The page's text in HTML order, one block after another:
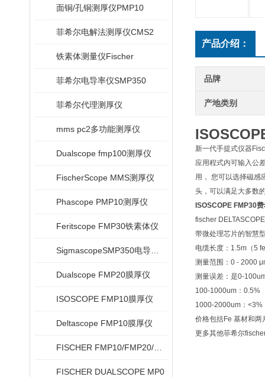
面铜/孔铜测厚仪PMP10
菲希尔电解法测厚仪CMS2
铁素体测量仪Fischer
菲希尔电导率仪SMP350
菲希尔代理测厚仪
mms pc2多功能测厚仪
Dualscope fmp100测厚仪
FischerScope MMS测厚仪
Phascope PMP10测厚仪
Feritscope FMP30铁素体仪
Dualscope FMP20膜厚仪
ISOSCOPE FMP10膜厚仪
Deltascope FMP10膜厚仪
FISCHER DUALSCOPE MP0
产品介绍：
品牌
产地类别
新一代手提式仪器
应用程式内可输入公
用， 您可以选择磁感
头，可以满足大多数
ISOSCOPE FMP30
fischer
带微处理芯片的智慧
电缆长度：1.5m（5
测量范围：0 - 2000
测量误差：是0-
100-1000um：0.5%
1000-2000um：<3%
价格包括Fe 基材和两
更多其他菲希尔